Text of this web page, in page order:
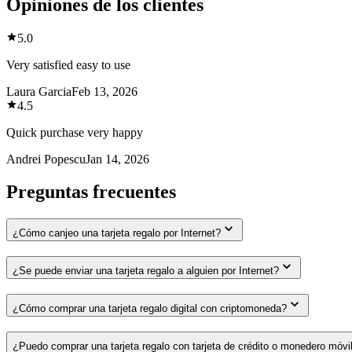
Opiniones de los clientes
5.0
Very satisfied easy to use
Laura GarciaFeb 13, 2026
4.5
Quick purchase very happy
Andrei PopescuJan 14, 2026
Preguntas frecuentes
¿Cómo canjeo una tarjeta regalo por Internet?
¿Se puede enviar una tarjeta regalo a alguien por Internet?
¿Cómo comprar una tarjeta regalo digital con criptomoneda?
¿Puedo comprar una tarjeta regalo con tarjeta de crédito o monedero